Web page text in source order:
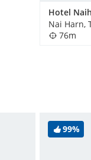
Nai Harn,
76m
99%